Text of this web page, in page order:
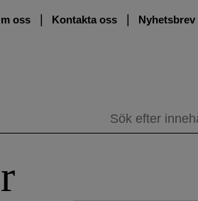
oss Kontakta oss Nyhetsbrev
Sök